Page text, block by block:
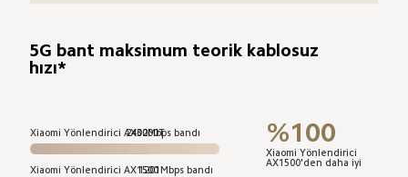
5G bant maksimum teorik kablosuz
hızı*
Xiaomi Yönlendirici AX3000T
2402Mbps bandı
Xiaomi Yönlendirici AX15001201Mbps bandı
%100
Xiaomi Yönlendirici
AX1500'den daha iyi